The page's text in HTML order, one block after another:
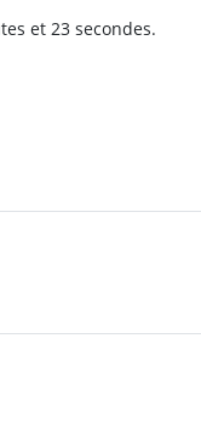
et 23 secondes.